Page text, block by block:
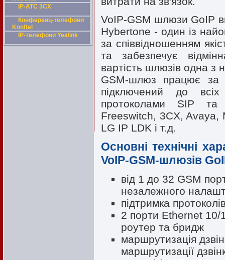
IP-АТС 3CX
Конференц-телефони
Konftel
IP-телефони Yealink
VoIP-GSM шлюзи GoIP
Hybertone - один із
за співвідношенням
та забезпечує
вартість шлюзів одна з
GSM-шлюз працює за
підключений до
протоколами SIP
Freeswitch, 3CX, Avaya,
LG IP LDK і т.д.
Основні технічні
VoIP-GSM-шлюзів
від 1 до 32 GSM
незалежного
підтримка
2 порти Ethernet 10/
роутер та бридж
маршрутизація
маршрутизації